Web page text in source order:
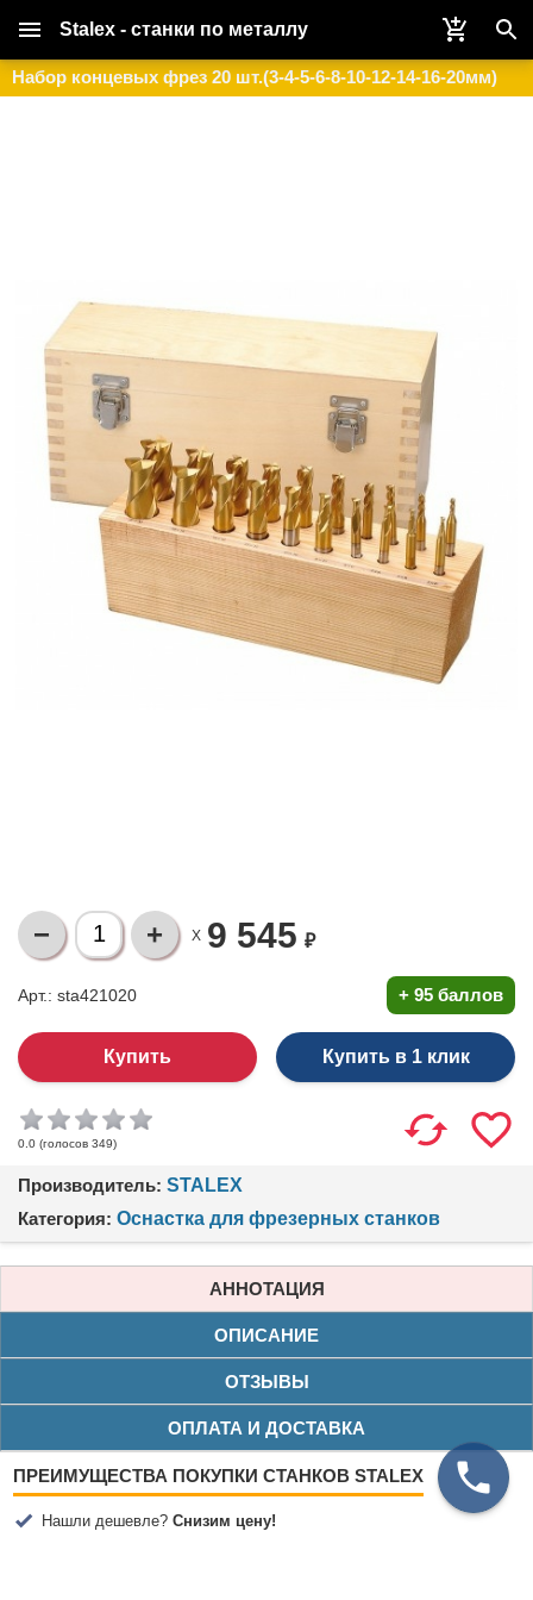
Stalex - станки по металлу
Набор концевых фрез 20 шт.(3-4-5-6-8-10-12-14-16-20мм)
X 9 545 ₽
Арт.: sta421020 + 95 баллов
Купить в 1 клик
0.0 (голосов 349)
Производитель: STALEX
Категория: Оснастка для фрезерных станков
АННОТАЦИЯ
ОПИСАНИЕ
ОТЗЫВЫ
ОПЛАТА И ДОСТАВКА
ПРЕИМУЩЕСТВА ПОКУПКИ СТАНКОВ STALEX
Нашли дешевле? Снизим цену!